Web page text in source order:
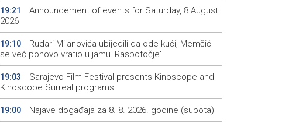
19:21
Announcement of events for Saturday, 8 August
2026
19:10
Rudari Milanovića ubijedili da ode kući, Memčić
se već ponovo vratio u jamu 'Raspotočje'
19:03
Sarajevo Film Festival presents Kinoscope and
Kinoscope Surreal programs
19:00 Najave događaja za 8. 8. 2026. godine (subota)